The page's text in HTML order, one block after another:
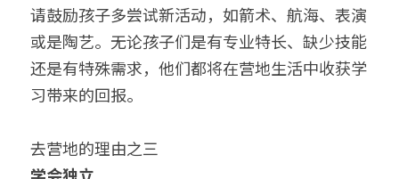
请鼓励孩子多尝试新活动，如箭术、航海、表演
或是陶艺。无论孩子们是有专业特长、缺少技能
还是有特殊需求，他们都将在营地生活中收获学
习带来的回报。
去营地的理由之三